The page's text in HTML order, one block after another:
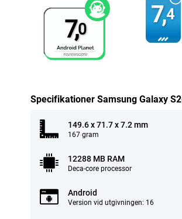
7,0
7,4
Specifikationer Samsung Galaxy
149.6 x 71.7 x 7.2 mm
167 gram
12288 MB RAM
Deca-core processor
Android
Version vid utgivningen: 16